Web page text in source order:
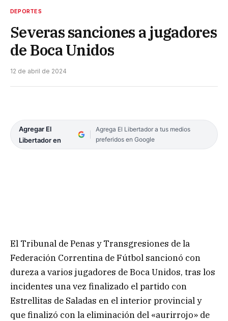
DEPORTES
Severas sanciones a jugadores
de Boca Unidos
12 de abril de 2024
Agregar El
Libertador en
Agrega El Libertador a tus medios
preferidos en Google
El Tribunal de Penas y Transgresiones de la
Federación Correntina de Fútbol sancionó con
dureza a varios jugadores de Boca Unidos, tras los
incidentes una vez finalizado el partido con
Estrellitas de Saladas en el interior provincial y
que finalizó con la eliminación del «aurirrojo» de